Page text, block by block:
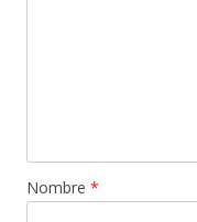
Nombre *